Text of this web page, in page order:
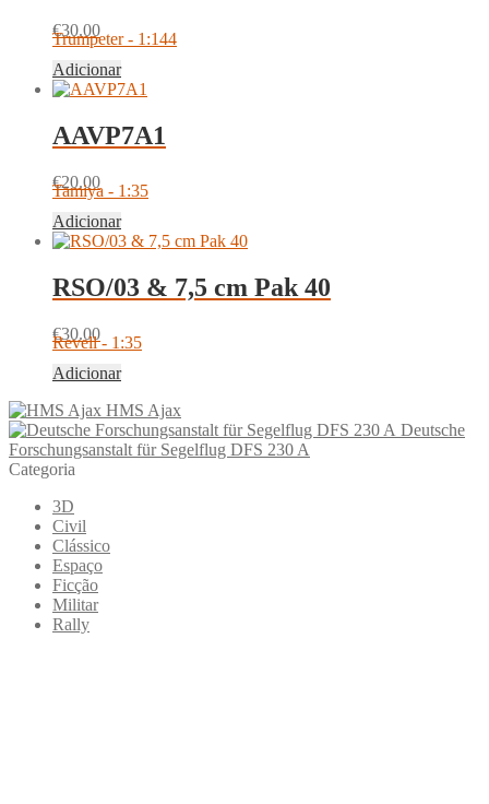
€30.00
Trumpeter - 1:144
Adicionar
AAVP7A1
€20.00
Tamiya - 1:35
Adicionar
RSO/03 & 7,5 cm Pak 40
€30.00
Revell - 1:35
Adicionar
HMS Ajax
Deutsche
Forschungsanstalt für Segelflug DFS 230 A
Categoria
3D
Civil
Clássico
Espaço
Ficção
Militar
Rally